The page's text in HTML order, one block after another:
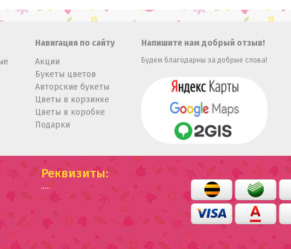
Навигация по сайту
Акции
Букеты цветов
Авторские букеты
Цветы в корзинке
Цветы в коробке
Подарки
Напишите нам добрый отзыв!
Будем благодарны за добрые слова!
Реквизиты:
.....